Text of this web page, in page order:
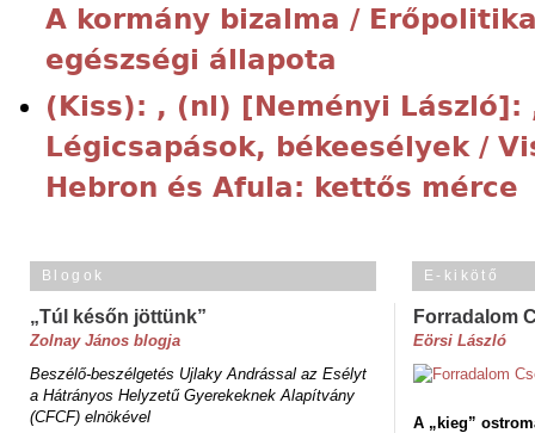
A kormány bizalma /
egészségi állapota
(Kiss): , (nl) [Neményi László]:
Légicsapások, békeesélyek /
Hebron és Afula: kettős mérce
Blogok
„Túl későn jöttünk”
Zolnay János blogja
Beszélő-beszélgetés Ujlaky Andrással az Esélyt
a Hátrányos Helyzetű Gyerekeknek Alapítvány
(CFCF) elnökével
E-kikötő
Forradalom
Eörsi László
A „kieg”